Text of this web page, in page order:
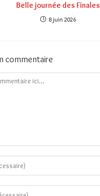
Belle journée des Finales
8 juin 2026
commentaire